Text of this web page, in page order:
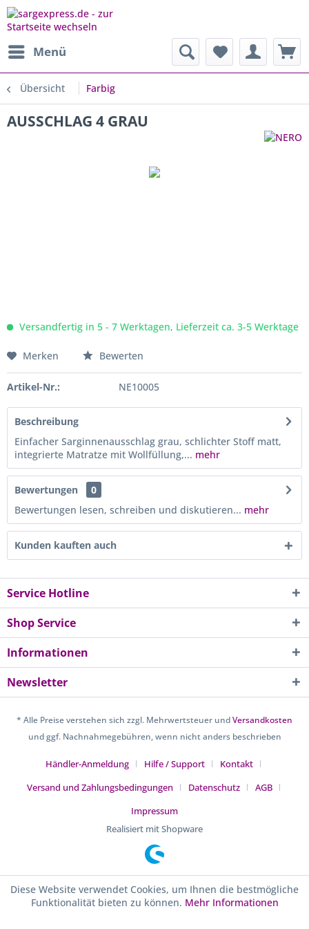
Menü
Übersicht Farbig
AUSSCHLAG 4 GRAU
Versandfertig in 5 - 7 Werktagen, Lieferzeit ca. 3-5 Werktage
Merken Bewerten
Artikel-Nr.: NE10005
Beschreibung
Einfacher Sarginnenausschlag grau, schlichter Stoff matt,
integrierte Matratze mit Wollfüllung,... mehr
Bewertungen
0
Bewertungen lesen, schreiben und diskutieren... mehr
Kunden kauften auch
Service Hotline
Shop Service
Informationen
Newsletter
* Alle Preise verstehen sich zzgl. Mehrwertsteuer undVersandkosten
und ggf. Nachnahmegebühren, wenn nicht anders beschrieben
Händler-Anmeldung Hilfe / Support
Kontakt
Versand und Zahlungsbedingungen
Datenschutz
AGB
Impressum
Realisiert mit Shopware
Diese Website verwendet Cookies, um Ihnen die bestmögliche
Funktionalität bieten zu können. Mehr Informationen